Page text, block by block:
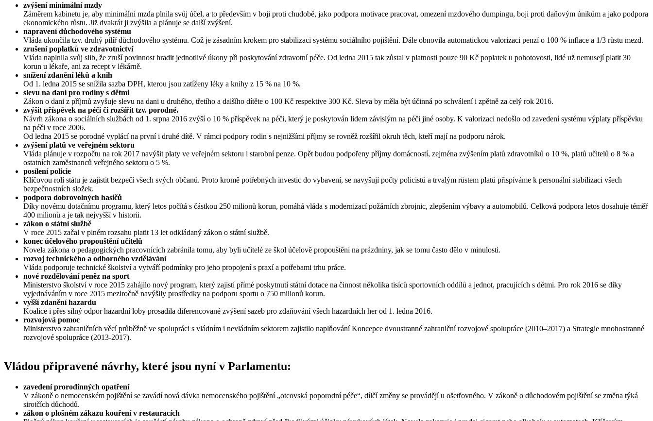
zvýšení minimální mzdy
Záměrem kabinetu je, aby minimální mzda plnila svůj účel, a to především v boji proti chudobě, jako podpora motivace pracovat, omezení mzdového dumpingu, boji proti daňovým únikům a jako podpora
ekonomického růstu. Již dvakrát ji zvýšila a plánuje se další zvýšení.
napravení důchodového systému
Vláda ukončila tzv. druhý pilíř důchodového systému. Což je zásadním krokem pro stabilizaci systému sociálního pojištění. Dále obnovila automatickou valorizaci penzí o 100 % inflace a 1/3 růstu mezd.
zrušení poplatků ve zdravotnictví
Vláda naplnila svůj slib, že zruší povinnost hradit jednotlivé úkony při poskytování zdravotní péče. Od ledna 2015 tak zůstal v platnosti pouze 90 Kč poplatek u pohotovosti, lidé už nemusejí platit 30
korun u lékaře, ani za recept v lékárně.
snížení zdanění léků a knih
Od 1. ledna 2015 se snížila sazba DPH, kterou jsou zatíženy léky a knihy z 15 % na 10 %.
slevu na dani pro rodiny s dětmi
Zákon o dani z příjmů zvyšuje slevu na dani u druhého, třetího a dalšího dítěte o 100 Kč respektive 300 Kč. Sleva by měla být účinná po schválení i zpětně za celý rok 2016.
zvýšit příspěvek na péči či rozšířit tzv. porodné.
Návrh zákona o sociálních službách od 1. srpna 2016 zvýší o 10 % příspěvek na péči, který je poskytován lidem závislým na péči jiné osoby. K valorizaci nedošlo od zavedení systému výplaty příspěvku
na péči v roce 2006.
Od ledna 2015 se porodné vyplácí na první i druhé dítě. V rámci podpory rodin s nejnižšími příjmy se rovněž rozšířil okruh těch, kteří mají na podporu nárok.
zvýšení platů ve veřejném sektoru
Vláda plánuje v rozpočtu na rok 2017 navýšit platy ve veřejném sektoru i starobní penze. Opět budou podpořeny příjmy domácností, zejména zvýšením platů zdravotníků o 10 %, platů učitelů o 8 % a
ostatních zaměstnanců veřejného sektoru o 5 %.
posílení policie
Klíčovou rolí státu je zajistit bezpečí všech svých občanů. Proto kromě potřebných investic do vybavení, se navyšují počty policistů a trvalým růstem platů přispíváme k personální stabilizaci všech
bezpečnostních složek.
podpora dobrovolných hasičů
Díky novému dotačnímu programu, který letos počítá s částkou 250 milionů korun, pomáhá vláda s modernizací požárních zbrojnic, zlepšením výbavy a automobilů. Celková podpora letos dosahuje téměř
400 milionů a je tak nejvyšší v historii.
zákon o státní službě
V roce 2015 začal v plném rozsahu platit 13 let odkládaný zákon o státní službě.
konec účelového propouštění učitelů
Novela zákona o pedagogických pracovnících zabránila tomu, aby byli učitelé ze škol účelově propouštěni na prázdniny, jak se tomu často dělo v minulosti.
rozvoj technického a odborného vzdělávání
Vláda podporuje technické školství a vytváří podmínky pro jeho propojení s praxí a potřebami trhu práce.
nové rozdělování peněz na sport
Ministerstvo školství v roce 2015 zahájilo nový program, který zajistí přímé poskytnutí státní dotace na činnost několika tisíců sportovních oddílů a jednot, pracujících s dětmi. Pro rok 2016 se díky
vyjednáváním v roce 2015 meziročně navýšily prostředky na podporu sportu o 750 milionů korun.
vyšší zdanění hazardu
Koalice i přes silný odpor hazardní loby prosadila diferencované zvýšení sazeb pro zdaňování všech hazardních her od 1. ledna 2016.
rozvojová pomoc
Ministerstvo zahraničních věcí průběžně ve spolupráci s vládním i nevládním sektorem zajistilo naplňování Koncepce dvoustranné zahraniční rozvojové spolupráce (2010–2017) a Strategie mnohostranné
rozvojové spolupráce (2013-2017).
Vládou připravené návrhy, které jsou nyní v Parlamentu:
zavedení prorodinných opatření
V zákoně o nemocenském pojištění se zavádí nová dávka nemocenského pojištění „otcovská poporodní péče“, dílčí změny se provádějí u ošetřovného. V zákoně o důchodovém pojištění se změna týká
sirotčích důchodů.
zákon o plošném zákazu kouření v restauracích